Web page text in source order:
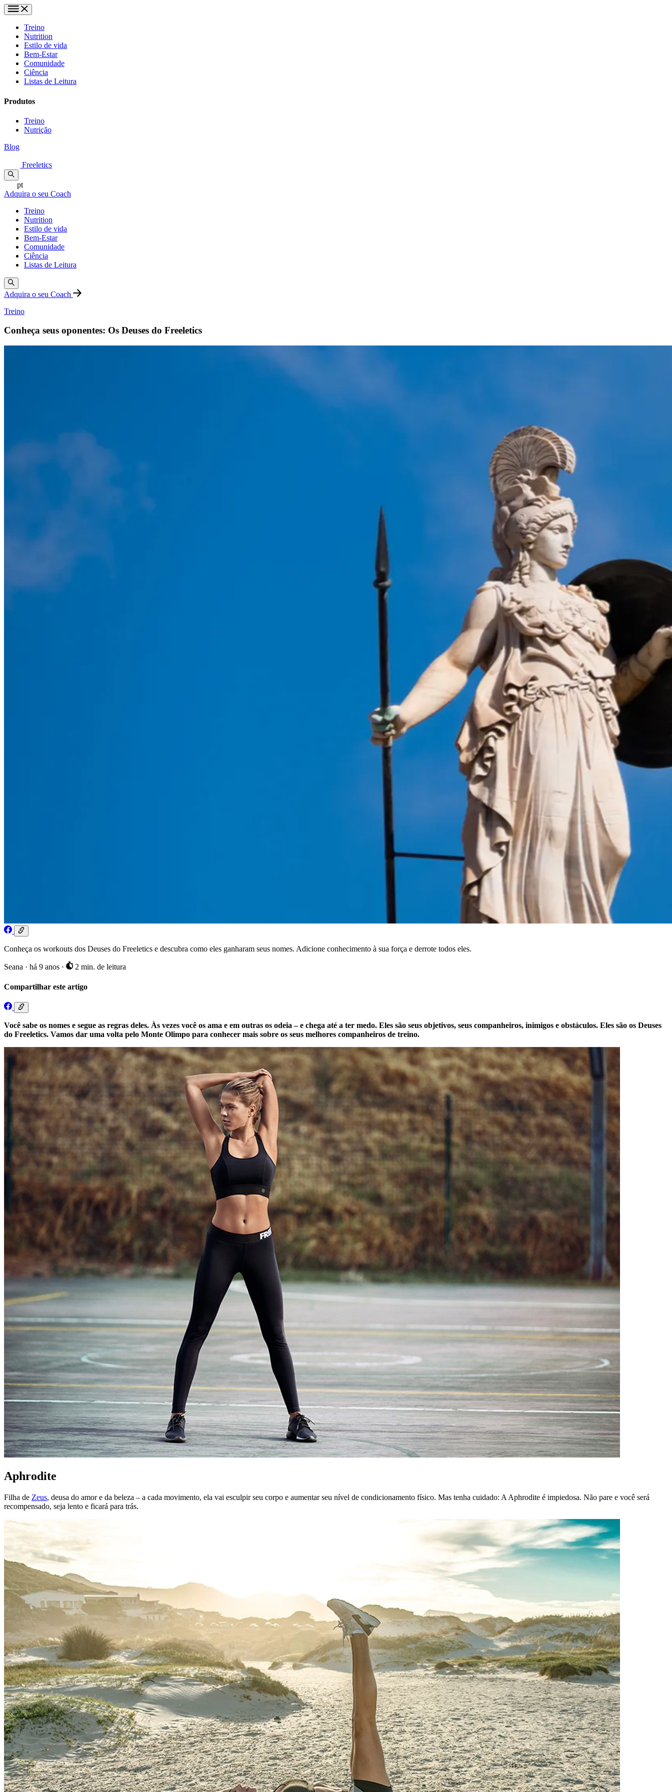
Treino
Nutrition
Estilo de vida
Bem-Estar
Comunidade
Ciência
Listas de Leitura
Produtos
Treino
Nutrição
Blog
Freeletics
pt
Adquira o seu Coach
Treino
Nutrition
Estilo de vida
Bem-Estar
Comunidade
Ciência
Listas de Leitura
Adquira o seu Coach
Treino
Conheça seus oponentes: Os Deuses do Freeletics
Conheça os workouts dos Deuses do Freeletics e descubra como eles ganharam seus nomes. Adicione conhecimento à sua força e derrote todos eles.
Seana · há 9 anos · 2 min. de leitura
Compartilhar este artigo
Você sabe os nomes e segue as regras deles. Às vezes você os ama e em outras os odeia – e chega até a ter medo. Eles são seus objetivos, seus companheiros, inimigos e obstáculos. Eles são os Deuses
do Freeletics. Vamos dar uma volta pelo Monte Olimpo para conhecer mais sobre os seus melhores companheiros de treino.
Aphrodite
Filha de Zeus, deusa do amor e da beleza – a cada movimento, ela vai esculpir seu corpo e aumentar seu nível de condicionamento físico. Mas tenha cuidado: A Aphrodite é impiedosa. Não pare e você será
recompensado, seja lento e ficará para trás.